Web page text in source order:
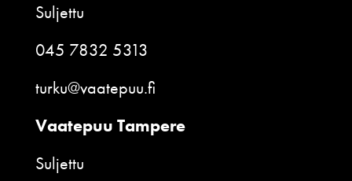
Suljettu
045 7832 5313
turku@vaatepuu.fi
Vaatepuu Tampere
Suljettu